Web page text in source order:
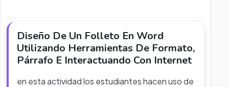
Diseño De Un Folleto En Word
Utilizando Herramientas De Formato,
Párrafo E Interactuando Con Internet
en esta actividad los estudiantes hacen uso de